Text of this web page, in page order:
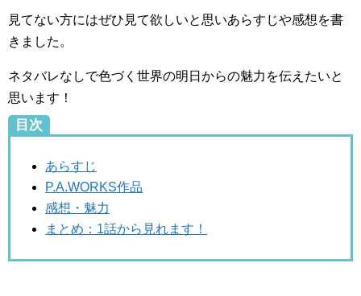
見てない方にはぜひ見て欲しいと思いあらすじや感想を書
きました。
ネタバレなしで色づく世界の明日からの魅力を伝えたいと
思います！
目次
あらすじ
P.A.WORKS作品
感想・魅力
まとめ：1話から見れます！